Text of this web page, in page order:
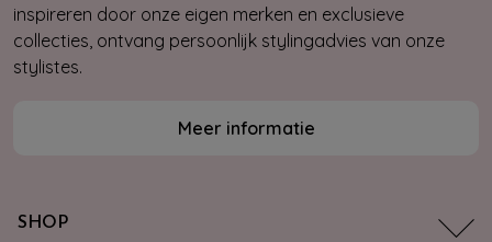
inspireren door onze eigen merken en exclusieve
collecties, ontvang persoonlijk stylingadvies van onze
stylistes.
Meer informatie
SHOP